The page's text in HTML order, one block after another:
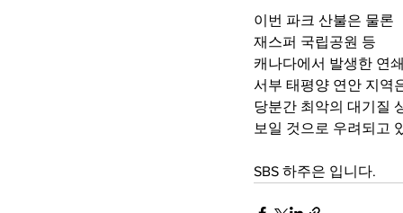
이번 파크 산불은 물론
재스퍼 국립공원 등
캐나다에서 발생한 연
서부 태평양 연안 지역
당분간 최악의 대기질
보일 것으로 우려되고
SBS 하주은 입니다.